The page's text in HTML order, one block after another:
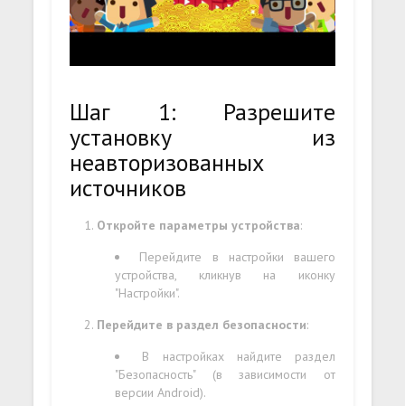
Шаг 1: Разрешите
установку из
неавторизованных
источников
Откройте параметры устройства:
Перейдите в настройки вашего
устройства, кликнув на иконку
"Настройки".
Перейдите в раздел безопасности:
В настройках найдите раздел
"Безопасность" (в зависимости от
версии Android).